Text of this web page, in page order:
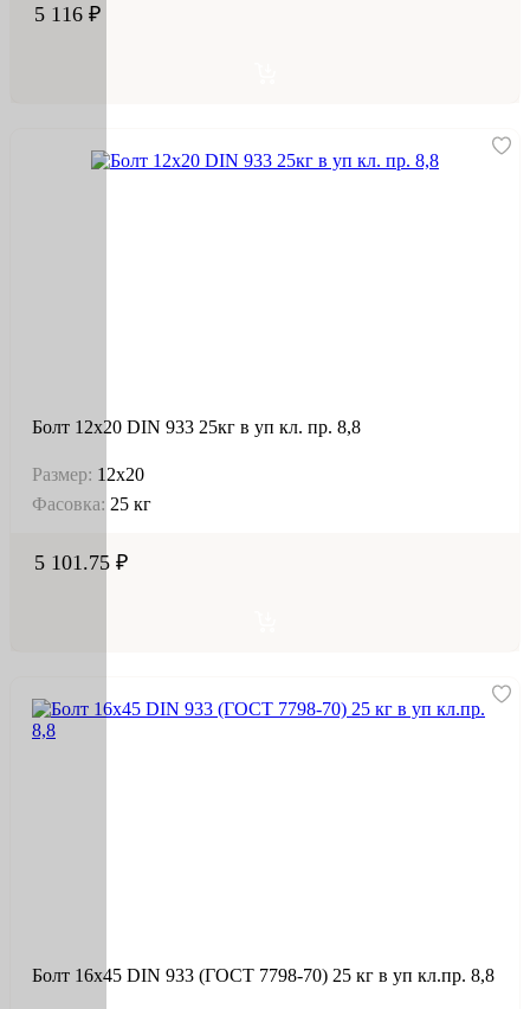
5 116 ₽
Болт 12х20 DIN 933 25кг в уп кл. пр. 8,8
Размер: 12х20
Фасовка: 25 кг
5 101.75 ₽
Болт 16х45 DIN 933 (ГОСТ 7798-70) 25 кг в уп кл.пр. 8,8